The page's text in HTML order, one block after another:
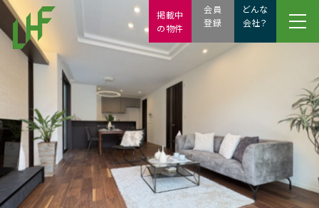
会員
登録
どんな
会社？
掲載中
の物件